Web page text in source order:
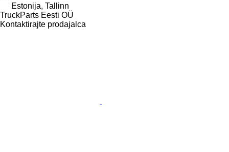
Estonija, Tallinn
TruckParts Eesti OÜ
Kontaktirajte prodajalca